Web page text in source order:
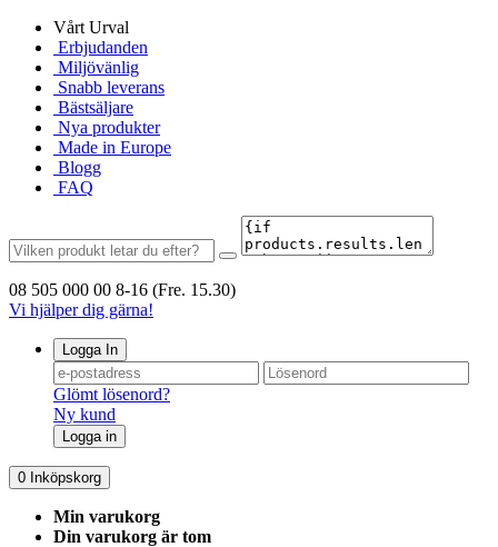
Vårt Urval
Erbjudanden
Miljövänlig
Snabb leverans
Bästsäljare
Nya produkter
Made in Europe
Blogg
FAQ
08 505 000 00 8-16 (Fre. 15.30)
Vi hjälper dig gärna!
Logga In
Glömt lösenord?
Ny kund
Logga in
0 Inköpskorg
Min varukorg
Din varukorg är tom